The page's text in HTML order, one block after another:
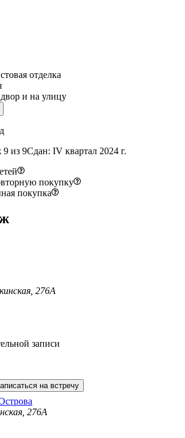
отделка
и на улицу
из 9Сдан: IV квартал 2024 г.
покупку
покупка
276А
записи
на встречу
276A